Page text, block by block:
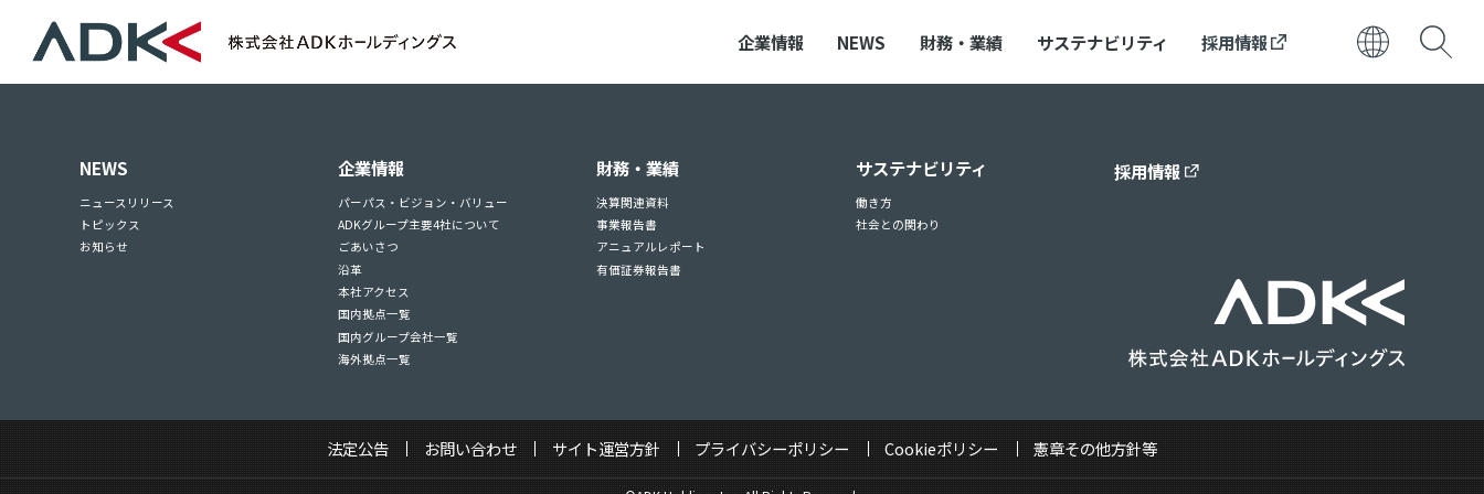
企業情報 NEWS 財務・業績 サステナビリティ 採用情報
NEWS
ニュースリリース
トピックス
お知らせ
企業情報
パーパス・ビジョン・バリュー
ADKグループ主要4社について
ごあいさつ
沿革
本社アクセス
国内拠点一覧
国内グループ会社一覧
海外拠点一覧
財務・業績
決算関連資料
事業報告書
アニュアルレポート
有価証券報告書
サステナビリティ
働き方
社会との関わり
採用情報
法定公告 お問い合わせ サイト運営方針 プライバシーポリシー Cookieポリシー 憲章その他方針等